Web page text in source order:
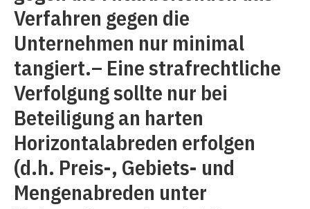
Verfahren gegen die
Unternehmen nur minimal
tangiert.– Eine strafrechtliche
Verfolgung sollte nur bei
Beteiligung an harten
Horizontalabreden erfolgen
(d.h. Preis-, Gebiets- und
Mengenabreden unter